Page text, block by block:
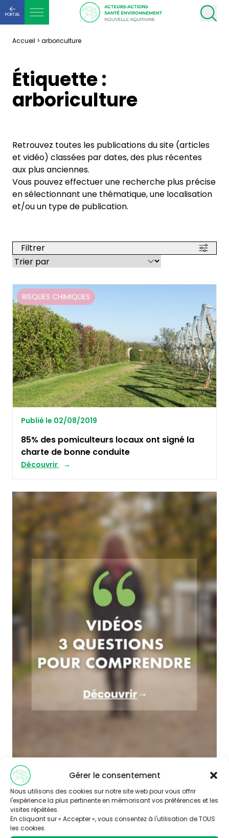
Gérer le consentement
Nous utilisons des cookies sur notre site web pour vous offrir
l'expérience la plus pertinente en mémorisant vos préférences et les
visites répétées.
En cliquant sur « Accepter », vous consentez à l'utilisation de TOUS
les cookies.
PORTAIL
Accueil > arboriculture
Étiquette :
arboriculture
Retrouvez toutes les publications du site (articles
et vidéo) classées par dates, des plus récentes
aux plus anciennes.
Vous pouvez effectuer une recherche plus précise
en sélectionnant une thématique, une localisation
et/ou un type de publication.
Filtrer
RISQUES CHIMIQUES
Publié le 02/08/2019
85% des pomiculteurs locaux ont signé la
charte de bonne conduite
Découvrir